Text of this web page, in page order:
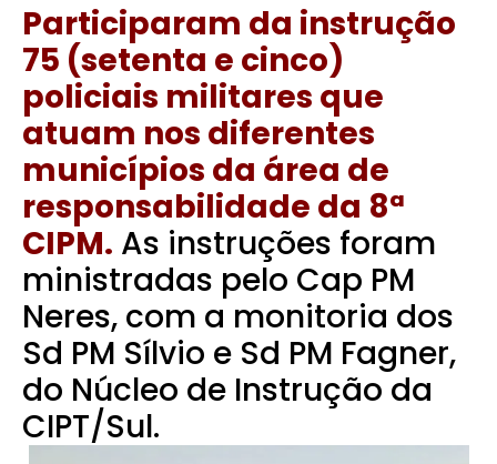
Participaram da instrução
75 (setenta e cinco)
policiais militares que
atuam nos diferentes
municípios da área de
responsabilidade da 8ª
CIPM. As instruções foram
ministradas pelo Cap PM
Neres, com a monitoria dos
Sd PM Sílvio e Sd PM Fagner,
do Núcleo de Instrução da
CIPT/Sul.